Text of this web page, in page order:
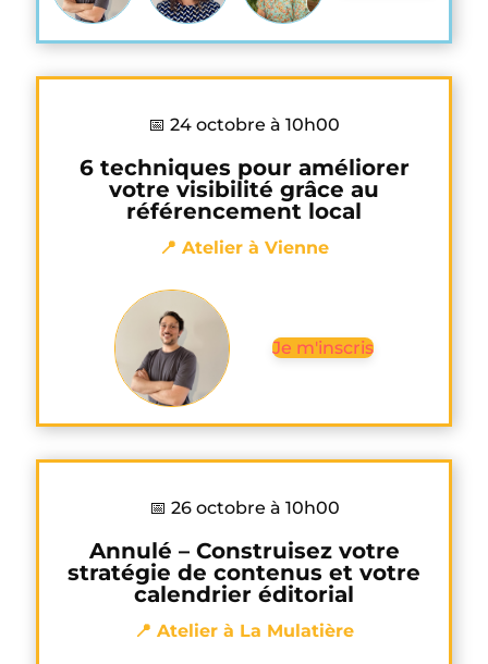
📅 24 octobre à 10h00
6 techniques pour améliorer
votre visibilité grâce au
référencement local
📍 Atelier à Vienne
Je m'inscris
📅 26 octobre à 10h00
Annulé – Construisez votre
stratégie de contenus et votre
calendrier éditorial
📍 Atelier à La Mulatière